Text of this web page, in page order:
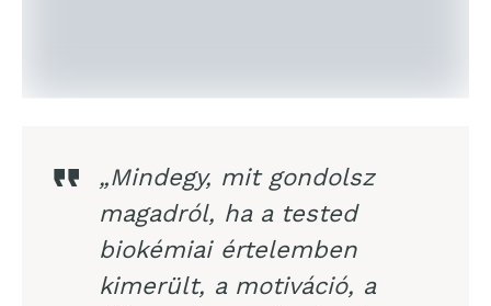
„Mindegy, mit gondolsz
magadról, ha a tested
biokémiai értelemben
kimerült, a motiváció, a